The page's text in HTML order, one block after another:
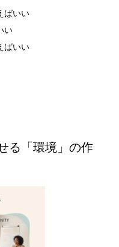
ばいい
い
ばいい
る「環境」の作